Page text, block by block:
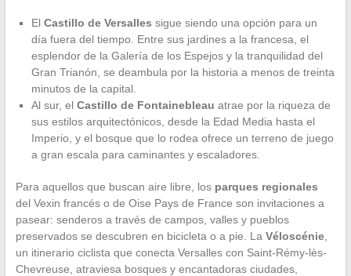
El Castillo de Versalles sigue siendo una opción para un
día fuera del tiempo. Entre sus jardines a la francesa, el
esplendor de la Galería de los Espejos y la tranquilidad del
Gran Trianón, se deambula por la historia a menos de treinta
minutos de la capital.
Al sur, el Castillo de Fontainebleau atrae por la riqueza de
sus estilos arquitectónicos, desde la Edad Media hasta el
Imperio, y el bosque que lo rodea ofrece un terreno de juego
a gran escala para caminantes y escaladores.
Para aquellos que buscan aire libre, los parques regionales
del Vexin francés o de Oise Pays de France son invitaciones a
pasear: senderos a través de campos, valles y pueblos
preservados se descubren en bicicleta o a pie. La Véloscénie,
un itinerario ciclista que conecta Versalles con Saint-Rémy-lès-
Chevreuse, atraviesa bosques y encantadoras ciudades,